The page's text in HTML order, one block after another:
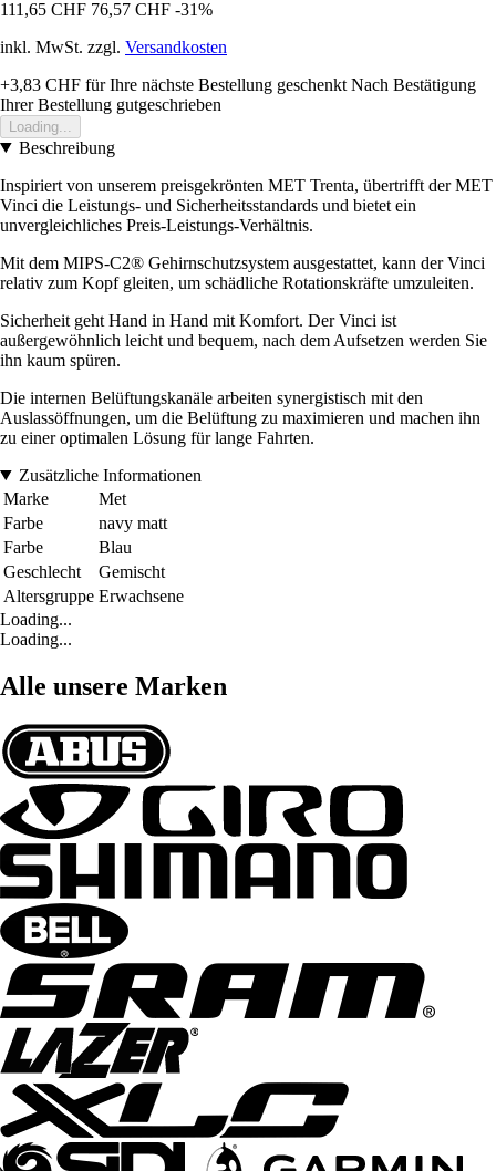
111,65 CHF 76,57 CHF -31%
inkl. MwSt. zzgl. Versandkosten
+3,83 CHF für Ihre nächste Bestellung geschenkt Nach Bestätigung
Ihrer Bestellung gutgeschrieben
Loading...
Beschreibung
Inspiriert von unserem preisgekrönten MET Trenta, übertrifft der MET
Vinci die Leistungs- und Sicherheitsstandards und bietet ein
unvergleichliches Preis-Leistungs-Verhältnis.
Mit dem MIPS-C2® Gehirnschutzsystem ausgestattet, kann der Vinci
relativ zum Kopf gleiten, um schädliche Rotationskräfte umzuleiten.
Sicherheit geht Hand in Hand mit Komfort. Der Vinci ist
außergewöhnlich leicht und bequem, nach dem Aufsetzen werden Sie
ihn kaum spüren.
Die internen Belüftungskanäle arbeiten synergistisch mit den
Auslassöffnungen, um die Belüftung zu maximieren und machen ihn
zu einer optimalen Lösung für lange Fahrten.
Zusätzliche Informationen
Marke
Met
Farbe
navy matt
Farbe
Blau
Geschlecht
Gemischt
Altersgruppe Erwachsene
Loading...
Loading...
Alle unsere Marken